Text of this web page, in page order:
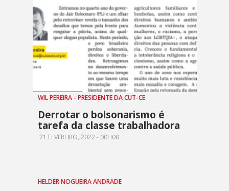
WIL PEREIRA - PRESIDENTE DA CUT-CE
Derrotar o bolsonarismo é
tarefa da classe trabalhadora
21 FEVEREIRO, 2022 - 00H00
HELDER NOGUEIRA ANDRADE